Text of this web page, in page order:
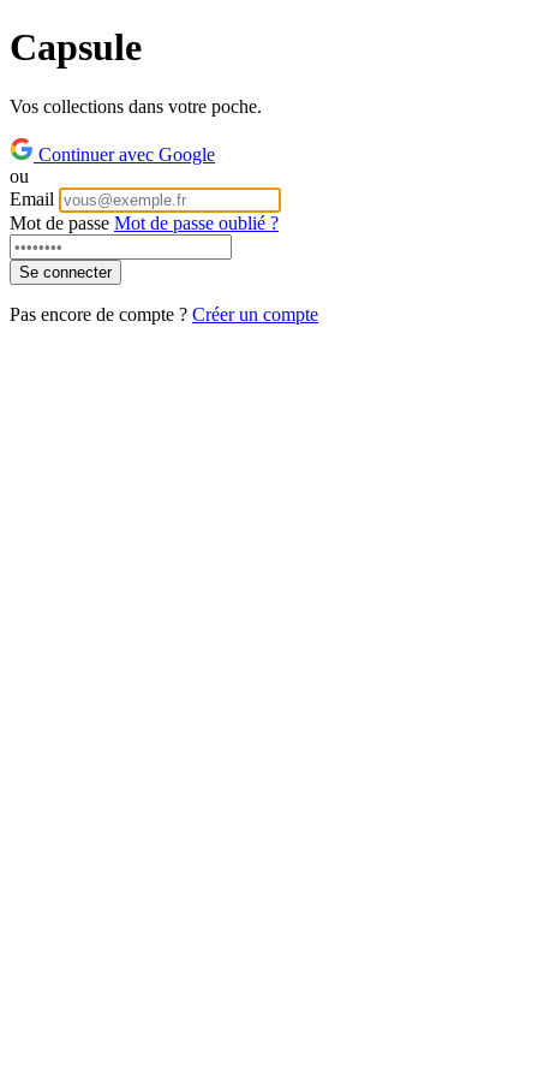
Capsule
Vos collections dans votre poche.
Continuer avec Google
ou
Email
Mot de passe Mot de passe oublié ?
Pas encore de compte ? Créer un compte